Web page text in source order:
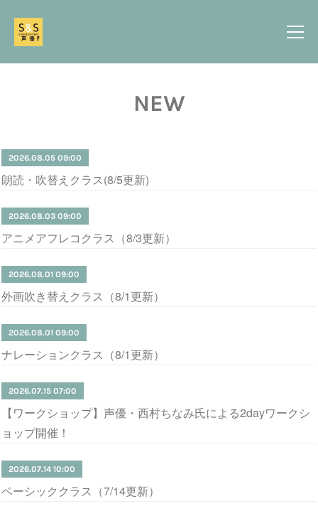
NEW
2026.08.05 09:00
朗読・吹替えクラス(8/5更新)
2026.08.03 09:00
アニメアフレコクラス（8/3更新）
2026.08.01 09:00
外画吹き替えクラス（8/1更新）
2026.08.01 09:00
ナレーションクラス（8/1更新）
2026.07.15 07:00
【ワークショップ】声優・西村ちなみ氏による2dayワークシ
ョップ開催！
2026.07.14 10:00
ベーシッククラス（7/14更新）